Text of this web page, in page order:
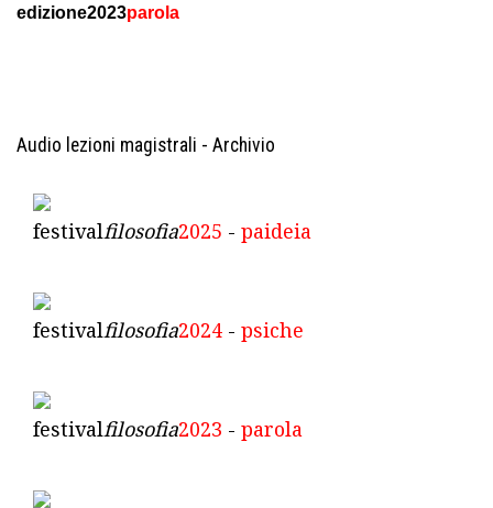
edizione2023parola
Audio lezioni magistrali - Archivio
festivalfilosofia2025 - paideia
festivalfilosofia2024 - psiche
festivalfilosofia2023 - parola